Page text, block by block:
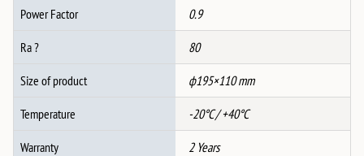
Power Factor 0.9
Ra ? 80
Size of product ф195×110 mm
Temperature -20°C / +40°C
Warranty 2 Years